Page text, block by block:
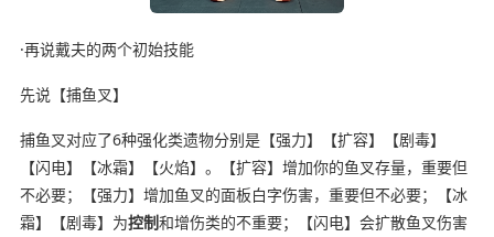
·再说戴夫的两个初始技能
先说【捕鱼叉】
捕鱼叉对应了6种强化类遗物分别是【强力】【扩容】【剧毒】
【闪电】【冰霜】【火焰】。【扩容】增加你的鱼叉存量，重要但
不必要；【强力】增加鱼叉的面板白字伤害，重要但不必要；【冰
霜】【剧毒】为控制和增伤类的不重要；【闪电】会扩散鱼叉伤害